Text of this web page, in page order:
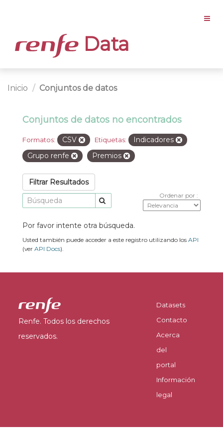
Data
Inicio Conjuntos de datos
Conjuntos de datos no encontrados
Formatos: CSV Etiquetas:
Indicadores
Grupo renfe
Premios
Filtrar Resultados
Ordenar por
Por favor intente otra búsqueda.
Usted también puede acceder a este registro utilizando los API
(ver API Docs).
Renfe. Todos los derechos
reservados.
Datasets
Contacto
Acerca
del
portal
Información
legal